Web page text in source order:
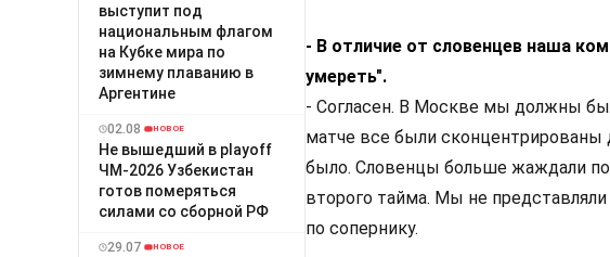
выступит под
национальным флагом
на Кубке мира по
зимнему плаванию в
Аргентине
02.08 НОВОЕ
Не вышедший в playoff
ЧМ-2026 Узбекистан
готов померяться
силами со сборной РФ
29.07 НОВОЕ
- В отличие от словенцев наша
умереть".
- Согласен. В Москве мы должны
матче все были сконцентрированы
было. Словенцы больше жаждали
второго тайма. Мы не
по сопернику.